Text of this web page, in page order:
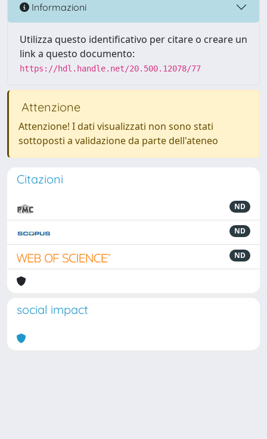
Informazioni
Utilizza questo identificativo per citare o creare un
link a questo documento:
https://hdl.handle.net/20.500.12078/77
Attenzione
Attenzione! I dati visualizzati non sono stati
sottoposti a validazione da parte dell'ateneo
Citazioni
ND
ND
ND
social impact